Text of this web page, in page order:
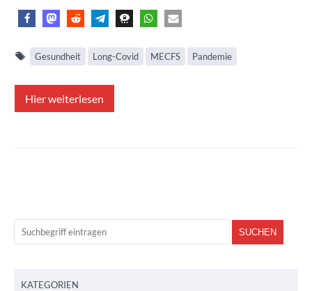
Gesundheit Long-Covid MECFS Pandemie
Hier weiterlesen
KATEGORIEN